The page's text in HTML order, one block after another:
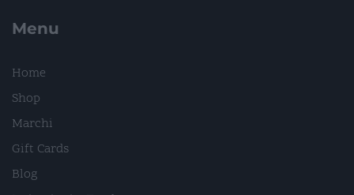
Menu
Home
Shop
Marchi
Gift Cards
Blog